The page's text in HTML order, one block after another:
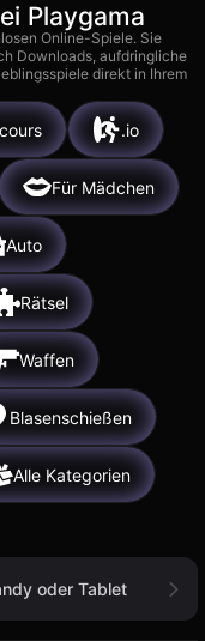
Playgama
Online-Spiele. Sie
Downloads, aufdringliche
direkt in Ihrem
.io
Für Mädchen
Auto
Rätsel
Waffen
Blasenschießen
Alle Kategorien
oder Tablet